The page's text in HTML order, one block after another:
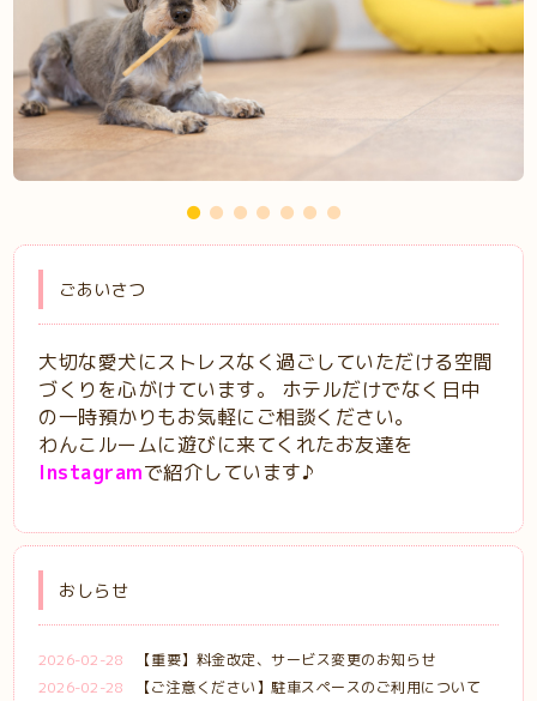
ごあいさつ
大切な愛犬にストレスなく過ごしていただける空間
づくりを心がけています。 ホテルだけでなく日中
の一時預かりもお気軽にご相談ください。
わんこルームに遊びに来てくれたお友達を
Instagramで紹介しています♪
おしらせ
2026-02-28
【重要】料金改定、サービス変更のお知らせ
2026-02-28
【ご注意ください】駐車スペースのご利用について